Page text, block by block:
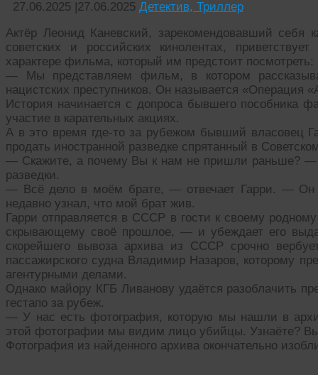
27.06.2025 |27.06.2025 Детектив, Триллер
Актёр Леонид Каневский, зарекомендовавший себя
советских и российских кинолентах,
характере фильма, который им предстоит посмотреть:
— Мы представляем фильм, в котором
нацистских преступников. Он называется «Операция
История начинается с допроса бывшего пособника
участие в карательных акциях.
А в это время где-то за рубежом бывший власовец
продать иностранной разведке спрятанный в
— Скажите, а почему Вы к нам не пришли раньше? —
разведки.
— Всё дело в моём брате, — отвечает Гарри. — Он
недавно узнал, что мой брат жив.
Гарри отправляется в СССР в гости к своему
скрывающему своё прошлое, — и убеждает его
скорейшего вывоза архива из СССР срочно
пассажирского судна Владимир Назаров, которому
агентурными делами.
Однако майору КГБ Ливанову удаётся разоблачить
гестапо за рубеж.
— У нас есть фотография, которую мы нашли в
этой фотографии мы видим лицо убийцы. Узнаёте?
Фотография из найденного архива окончательно